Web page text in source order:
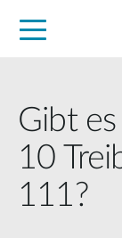
Gibt
10
111?